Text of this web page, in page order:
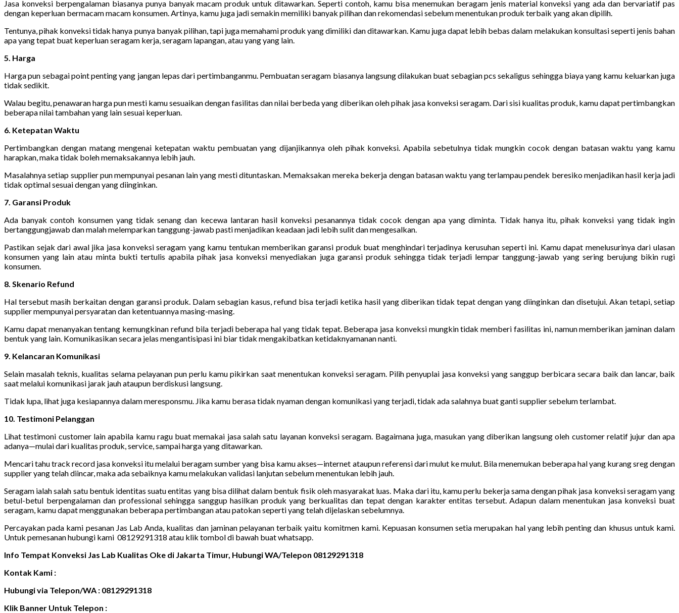
Jasa konveksi berpengalaman biasanya punya banyak macam produk untuk ditawarkan. Seperti contoh, kamu bisa menemukan beragam jenis material konveksi yang ada dan bervariatif pas
dengan keperluan bermacam macam konsumen. Artinya, kamu juga jadi semakin memiliki banyak pilihan dan rekomendasi sebelum menentukan produk terbaik yang akan dipilih.
Tentunya, pihak konveksi tidak hanya punya banyak pilihan, tapi juga memahami produk yang dimiliki dan ditawarkan. Kamu juga dapat lebih bebas dalam melakukan konsultasi seperti jenis bahan
apa yang tepat buat keperluan seragam kerja, seragam lapangan, atau yang yang lain.
5. Harga
Harga pun sebagai point penting yang jangan lepas dari pertimbanganmu. Pembuatan seragam biasanya langsung dilakukan buat sebagian pcs sekaligus sehingga biaya yang kamu keluarkan juga
tidak sedikit.
Walau begitu, penawaran harga pun mesti kamu sesuaikan dengan fasilitas dan nilai berbeda yang diberikan oleh pihak jasa konveksi seragam. Dari sisi kualitas produk, kamu dapat pertimbangkan
beberapa nilai tambahan yang lain sesuai keperluan.
6. Ketepatan Waktu
Pertimbangkan dengan matang mengenai ketepatan waktu pembuatan yang dijanjikannya oleh pihak konveksi. Apabila sebetulnya tidak mungkin cocok dengan batasan waktu yang kamu
harapkan, maka tidak boleh memaksakannya lebih jauh.
Masalahnya setiap supplier pun mempunyai pesanan lain yang mesti dituntaskan. Memaksakan mereka bekerja dengan batasan waktu yang terlampau pendek beresiko menjadikan hasil kerja jadi
tidak optimal sesuai dengan yang diinginkan.
7. Garansi Produk
Ada banyak contoh konsumen yang tidak senang dan kecewa lantaran hasil konveksi pesanannya tidak cocok dengan apa yang diminta. Tidak hanya itu, pihak konveksi yang tidak ingin
bertanggungjawab dan malah melemparkan tanggung-jawab pasti menjadikan keadaan jadi lebih sulit dan mengesalkan.
Pastikan sejak dari awal jika jasa konveksi seragam yang kamu tentukan memberikan garansi produk buat menghindari terjadinya kerusuhan seperti ini. Kamu dapat menelusurinya dari ulasan
konsumen yang lain atau minta bukti tertulis apabila pihak jasa konveksi menyediakan juga garansi produk sehingga tidak terjadi lempar tanggung-jawab yang sering berujung bikin rugi
konsumen.
8. Skenario Refund
Hal tersebut masih berkaitan dengan garansi produk. Dalam sebagian kasus, refund bisa terjadi ketika hasil yang diberikan tidak tepat dengan yang diinginkan dan disetujui. Akan tetapi, setiap
supplier mempunyai persyaratan dan ketentuannya masing-masing.
Kamu dapat menanyakan tentang kemungkinan refund bila terjadi beberapa hal yang tidak tepat. Beberapa jasa konveksi mungkin tidak memberi fasilitas ini, namun memberikan jaminan dalam
bentuk yang lain. Komunikasikan secara jelas mengantisipasi ini biar tidak mengakibatkan ketidaknyamanan nanti.
9. Kelancaran Komunikasi
Selain masalah teknis, kualitas selama pelayanan pun perlu kamu pikirkan saat menentukan konveksi seragam. Pilih penyuplai jasa konveksi yang sanggup berbicara secara baik dan lancar, baik
saat melalui komunikasi jarak jauh ataupun berdiskusi langsung.
Tidak lupa, lihat juga kesiapannya dalam meresponsmu. Jika kamu berasa tidak nyaman dengan komunikasi yang terjadi, tidak ada salahnya buat ganti supplier sebelum terlambat.
10. Testimoni Pelanggan
Lihat testimoni customer lain apabila kamu ragu buat memakai jasa salah satu layanan konveksi seragam. Bagaimana juga, masukan yang diberikan langsung oleh customer relatif jujur dan apa
adanya—mulai dari kualitas produk, service, sampai harga yang ditawarkan.
Mencari tahu track record jasa konveksi itu melalui beragam sumber yang bisa kamu akses—internet ataupun referensi dari mulut ke mulut. Bila menemukan beberapa hal yang kurang sreg dengan
supplier yang telah diincar, maka ada sebaiknya kamu melakukan validasi lanjutan sebelum menentukan lebih jauh.
Seragam ialah salah satu bentuk identitas suatu entitas yang bisa dilihat dalam bentuk fisik oleh masyarakat luas. Maka dari itu, kamu perlu bekerja sama dengan pihak jasa konveksi seragam yang
betul-betul berpengalaman dan professional sehingga sanggup hasilkan produk yang berkualitas dan tepat dengan karakter entitas tersebut. Adapun dalam menentukan jasa konveksi buat
seragam, kamu dapat menggunakan beberapa pertimbangan atau patokan seperti yang telah dijelaskan sebelumnya.
Percayakan pada kami pesanan Jas Lab Anda, kualitas dan jaminan pelayanan terbaik yaitu komitmen kami. Kepuasan konsumen setia merupakan hal yang lebih penting dan khusus untuk kami.
Untuk pemesanan hubungi kami 08129291318 atau klik tombol di bawah buat whatsapp.
Info Tempat Konveksi Jas Lab Kualitas Oke di Jakarta Timur, Hubungi WA/Telepon 08129291318
Kontak Kami :
Hubungi via Telepon/WA : 08129291318
Klik Banner Untuk Telepon :